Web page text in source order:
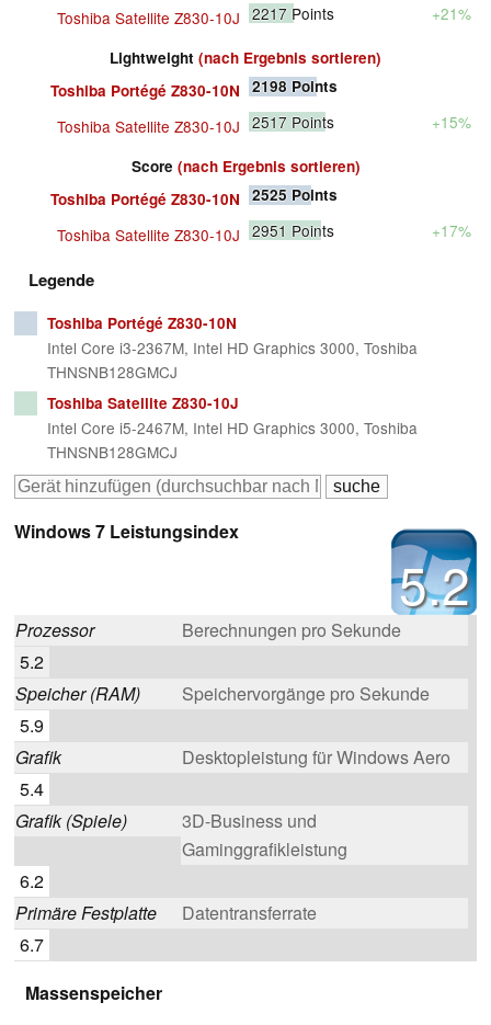
Toshiba Satellite Z830-10J 2217 Points +21%
Lightweight (nach Ergebnis sortieren)
Toshiba Portégé Z830-10N
2198 Points
Toshiba Satellite Z830-10J 2517 Points +15%
Score (nach Ergebnis sortieren)
Toshiba Portégé Z830-10N
2525 Points
Toshiba Satellite Z830-10J 2951 Points +17%
Legende
Toshiba Portégé Z830-10N
Intel Core i3-2367M, Intel HD Graphics 3000, Toshiba
THNSNB128GMCJ
Toshiba Satellite Z830-10J
Intel Core i5-2467M, Intel HD Graphics 3000, Toshiba
THNSNB128GMCJ
5.2
Windows 7 Leistungsindex
Prozessor
Berechnungen pro Sekunde
5.2
Speicher (RAM)
Speichervorgänge pro Sekunde
5.9
Grafik
Desktopleistung für Windows Aero
5.4
Grafik (Spiele)
3D-Business und
Gaminggrafikleistung
6.2
Primäre Festplatte
Datentransferrate
6.7
Massenspeicher